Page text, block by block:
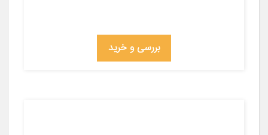
بررسی و خرید